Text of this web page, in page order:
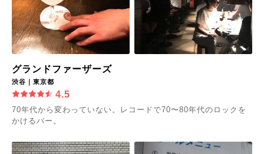
グランドファーザーズ
渋谷｜東京都
4.5
70年代から変わっていない。レコードで70〜80年代のロックを
かけるバー。